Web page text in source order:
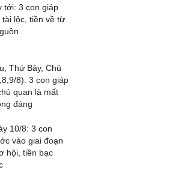
tới: 3 con giáp
tài lộc, tiền về từ
Thứ Bảy, Chủ
8): 3 con giáp
quan là mất
đáng
10/8: 3 con
vào giai đoạn
hội, tiền bạc